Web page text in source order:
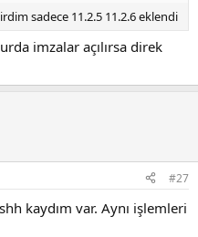
sadece 11.2.5 11.2.6 eklendi
imzalar açılırsa direk
#27
kaydım var. Aynı işlemleri